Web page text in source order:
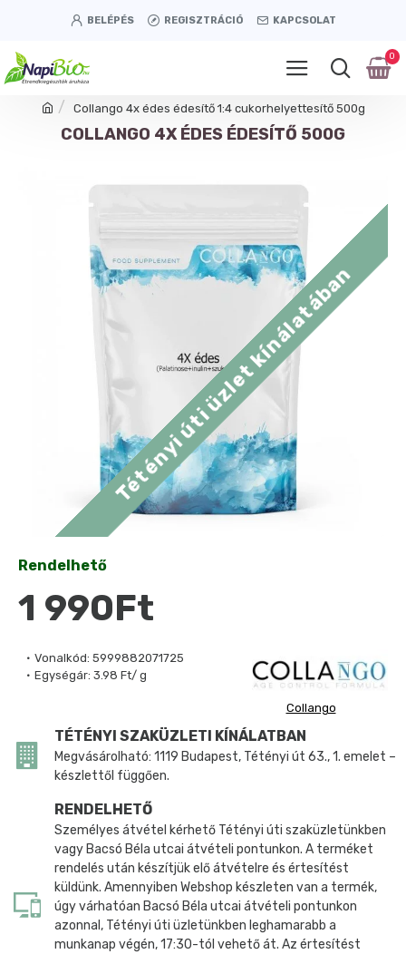
BELÉPÉS REGISZTRÁCIÓ KAPCSOLAT
0
Collango 4x édes édesítő 1:4 cukorhelyettesítő 500g
COLLANGO 4X ÉDES ÉDESÍTŐ 500G
Tétényi úti üzlet kínálatában
Vonalkód: 5999882071725
Egységár: 3.98 Ft/ g
Collango
Rendelhető
1 990Ft
TÉTÉNYI SZAKÜZLETI KÍNÁLATBAN
Megvásárolható: 1119 Budapest, Tétényi út 63., 1. emelet –
készlettől függően.
RENDELHETŐ
Személyes átvétel kérhető Tétényi úti szaküzletünkben
vagy Bacsó Béla utcai átvételi pontunkon. A terméket
rendelés után készítjük elő átvételre és értesítést
küldünk. Amennyiben Webshop készleten van a termék,
úgy várhatóan Bacsó Béla utcai átvételi pontunkon
azonnal, Tétényi úti üzletünkben leghamarabb a
munkanap végén, 17:30-tól vehető át. Az értesítést